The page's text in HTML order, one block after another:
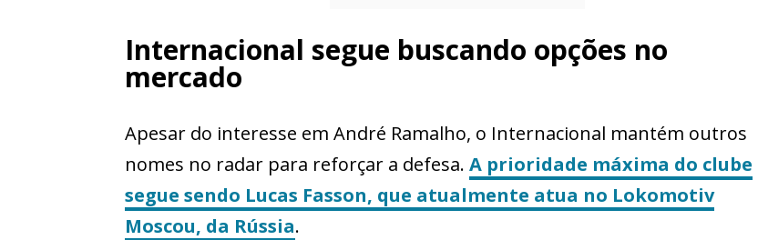
Internacional segue buscando opções no
mercado
Apesar do interesse em André Ramalho, o Internacional mantém outros
nomes no radar para reforçar a defesa. A prioridade máxima do clube
segue sendo Lucas Fasson, que atualmente atua no Lokomotiv
Moscou, da Rússia.